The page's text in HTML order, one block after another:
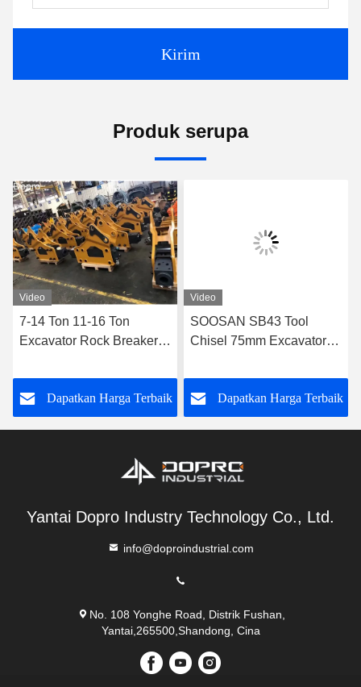
Kirim
Produk serupa
Video
7-14 Ton 11-16 Ton
Excavator Rock Breaker
SK70
Dapatkan Harga Terbaik
Video
SOOSAN SB43 Tool
Chisel 75mm Excavator
Untuk Skid Steer Loader
Dapatkan Harga Terbaik
Yantai Dopro Industry Technology Co., Ltd.
info@doproindustrial.com
No. 108 Yonghe Road, Distrik Fushan,
Yantai,265500,Shandong, Cina